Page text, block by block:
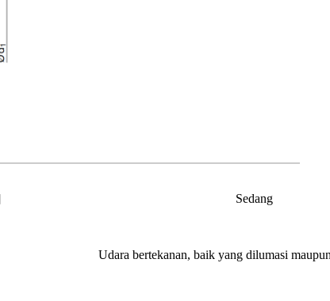
Sedang
Udara bertekanan, baik yang dilumasi